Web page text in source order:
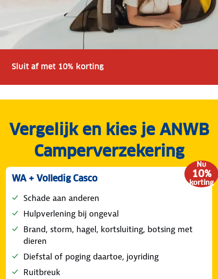
Sluit af met 10% korting
Vergelijk en kies je ANWB
Camperverzekering
Nu
10%
korting
WA + Volledig Casco
Schade aan anderen
Hulpverlening bij ongeval
Brand, storm, hagel, kortsluiting, botsing met
dieren
Diefstal of poging daartoe, joyriding
Ruitbreuk